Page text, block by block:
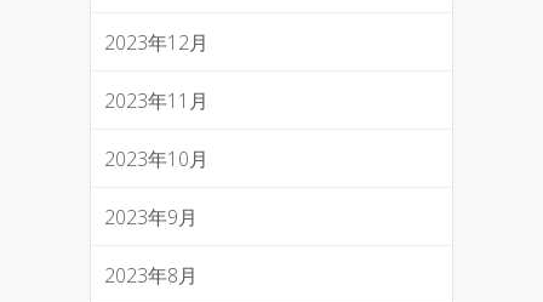
2023年12月
2023年11月
2023年10月
2023年9月
2023年8月